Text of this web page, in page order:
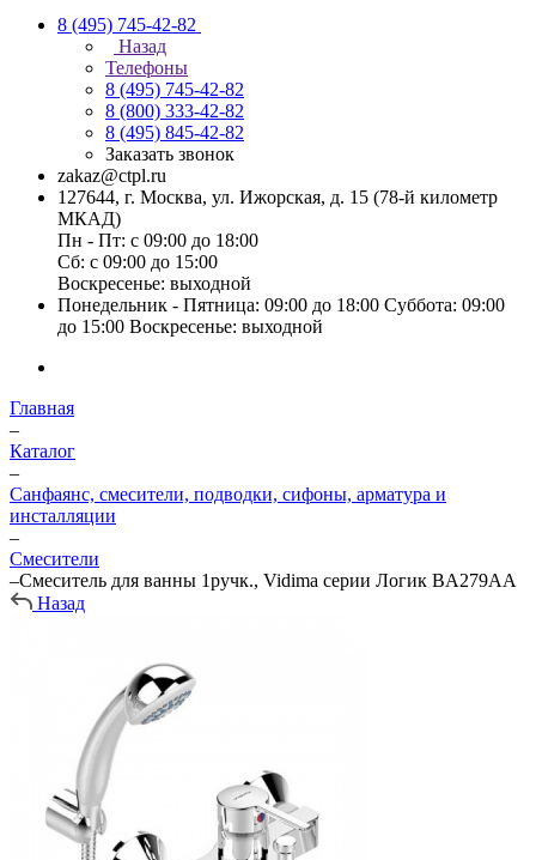
8 (495) 745-42-82
Назад
Телефоны
8 (495) 745-42-82
8 (800) 333-42-82
8 (495) 845-42-82
Заказать звонок
zakaz@ctpl.ru
127644, г. Москва, ул. Ижорская, д. 15 (78-й километр
МКАД)
Пн - Пт: с 09:00 до 18:00
Сб: с 09:00 до 15:00
Воскресенье: выходной
Понедельник - Пятница: 09:00 до 18:00 Суббота: 09:00
до 15:00 Воскресенье: выходной
Главная
–
Каталог
–
Санфаянс, смесители, подводки, сифоны, арматура и
инсталляции
–
Смесители
–Смеситель для ванны 1ручк., Vidima серии Логик BA279AA
Назад